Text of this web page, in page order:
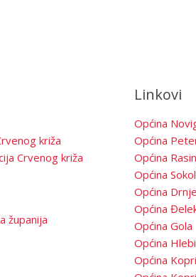
križa
Crvenog križa
županija
Linkovi
Općina
Općina
Općina
Općina
Općina Drnje
Općina
Općina Gola
Općina
Općina